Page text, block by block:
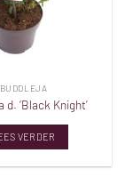
BUDDLEJA
d. ‘Black Knight’
VERDER